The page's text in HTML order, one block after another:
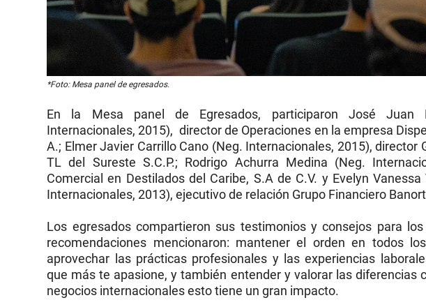
*Foto: Mesa panel de egresados.
En la Mesa panel de Egresados, participaron
José Juan
Internacionales, 2015), director de Operaciones en la empresa
A.; Elmer Javier Carrillo Cano (Neg. Internacionales, 2015), director
TL del Sureste S.C.P.; Rodrigo Achurra Medina (Neg.
Comercial en Destilados del Caribe, S.A de C.V. y Evelyn
Internacionales, 2013), ejecutivo de relación Grupo Financiero
Los egresados compartieron sus testimonios y consejos para
recomendaciones mencionaron: mantener el orden en todos
aprovechar las prácticas profesionales y las experiencias
que más te apasione, y también entender y valorar las diferencias
negocios internacionales esto tiene un gran impacto.